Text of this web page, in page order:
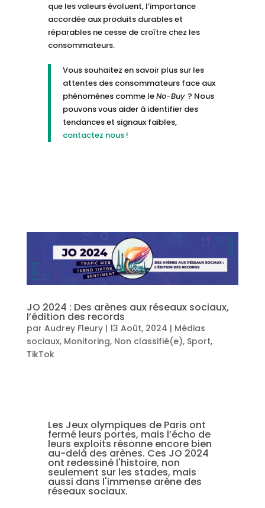
que les valeurs évoluent, l’importance
accordée aux produits durables et
réparables ne cesse de croître chez les
consommateurs.
Vous souhaitez en savoir plus sur les
attentes des consommateurs face aux
phénomènes comme leNo-Buy ? Nous
pouvons vous aider à identifier des
tendances et signaux faibles,
contactez nous !
JO 2024 : Des arènes aux réseaux sociaux,
l’édition des records
par Audrey Fleury| 13 Août, 2024 | Médias
sociaux, Monitoring, Non classifié(e), Sport,
TikTok
Les Jeux olympiques de Paris ont
fermé leurs portes, mais l’écho de
leurs exploits résonne encore bien
au-delà des arènes. Ces JO 2024
ont redessiné l'histoire, non
seulement sur les stades, mais
aussi dans l'immense arène des
réseaux sociaux.